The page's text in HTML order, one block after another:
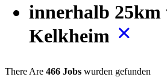
innerhalb 25km
Kelkheim
There Are 466 Jobs wurden gefunden